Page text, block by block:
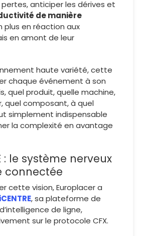
anticiper les dérives et
de manière
plus en réaction aux
en amont de leur
haute variété, cette
chaque événement à son
quel produit, quelle machine,
quel composant, à quel
simplement indispensable
la complexité en avantage
: le système nerveux
connectée
cette vision, Europlacer a
, sa plateforme de
de ligne,
sur le protocole CFX.